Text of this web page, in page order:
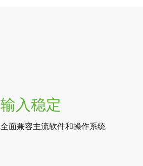
输入稳定
全面兼容主流软件和操作系统